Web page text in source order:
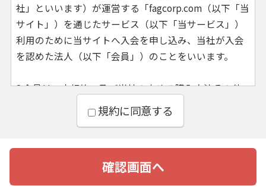
社」といいます）が運営する「fagcorp.com（以下「当
サイト」）を通じたサービス（以下「当サービス」）
利用のために当サイトへ入会を申し込み、当社が入会
を認めた法人（以下「会員」）のことをいいます。
2.会員は、本規約、及び当社の定める購入方法その他
当社が必要に応じて定める取引条件等に従い、当サー
ビスを利用するものとします。
3.会員は、会員資格又はこれらに基づく権利義務を第
三者に利用させたり、第三者と共用したり、貸与、譲
渡、移転、売買、担保設定等はできないものとしま
規約に同意する